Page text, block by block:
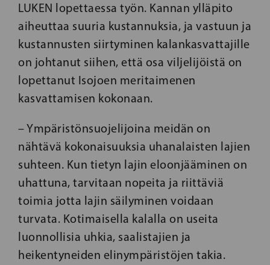
LUKEN lopettaessa työn. Kannan ylläpito
aiheuttaa suuria kustannuksia, ja vastuun ja
kustannusten siirtyminen kalankasvattajille
on johtanut siihen, että osa viljelijöistä on
lopettanut Isojoen meritaimenen
kasvattamisen kokonaan.
– Ympäristönsuojelijoina meidän on
nähtävä kokonaisuuksia uhanalaisten lajien
suhteen. Kun tietyn lajin eloonjääminen on
uhattuna, tarvitaan nopeita ja riittäviä
toimia jotta lajin säilyminen voidaan
turvata. Kotimaisella kalalla on useita
luonnollisia uhkia, saalistajien ja
heikentyneiden elinympäristöjen takia.